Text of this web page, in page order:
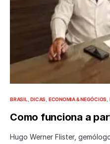
BRASIL DICAS ECONOMIA & NEGÓCIOS
Como funciona a
Hugo Werner Flister,